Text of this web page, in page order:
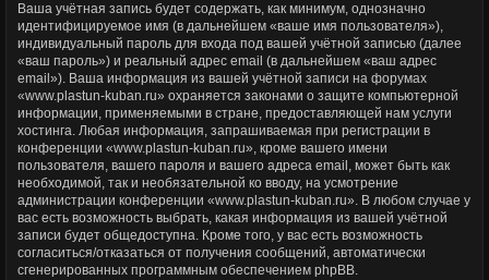
Ваша учётная запись будет содержать, как минимум, однозначно
идентифицируемое имя (в дальнейшем «ваше имя пользователя»),
индивидуальный пароль для входа под вашей учётной записью (далее
«ваш пароль») и реальный адрес email (в дальнейшем «ваш адрес
email»). Ваша информация из вашей учётной записи на форумах
«www.plastun-kuban.ru» охраняется законами о защите компьютерной
информации, применяемыми в стране, предоставляющей нам услуги
хостинга. Любая информация, запрашиваемая при регистрации в
конференции «www.plastun-kuban.ru», кроме вашего имени
пользователя, вашего пароля и вашего адреса email, может быть как
необходимой, так и необязательной ко вводу, на усмотрение
администрации конференции «www.plastun-kuban.ru». В любом случае у
вас есть возможность выбрать, какая информация из вашей учётной
записи будет общедоступна. Кроме того, у вас есть возможность
согласиться/отказаться от получения сообщений, автоматически
сгенерированных программным обеспечением phpBB.